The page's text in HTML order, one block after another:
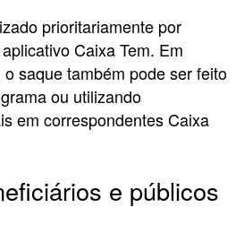
prioritariamente por
Caixa Tem. Em
saque também pode ser feito
ou utilizando
em correspondentes Caixa
e públicos